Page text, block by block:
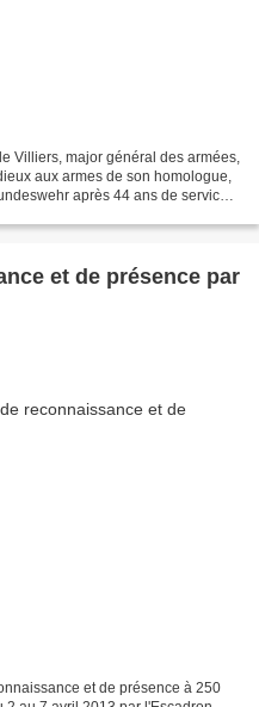
Villiers, major général des armées,
aux armes de son homologue,
après 44 ans de service.
et de présence par
et de présence à 250